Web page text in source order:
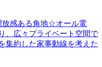
放感ある角地☆オール電
広々プライベート空間で
約した家事動線を考えた